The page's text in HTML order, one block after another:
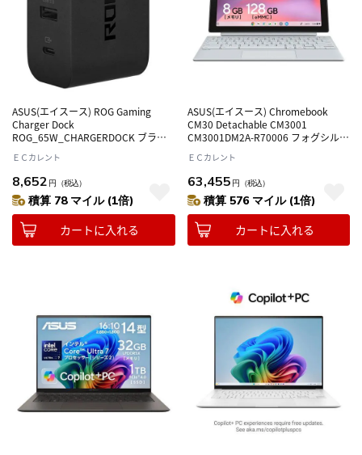
ASUS(エイスース) ROG Gaming
Charger Dock
ROG_65W_CHARGERDOCK ブラッ
ＥＣカレント
8,652 円 （税込）
積算 78 マイル (1倍)
カートに入れる
ASUS(エイスース) Chromebook
CM30 Detachable CM3001
CM3001DM2A-R70006 フォグシルバ
ＥＣカレント
63,455 円 （税込）
積算 576 マイル (1倍)
カートに入れる